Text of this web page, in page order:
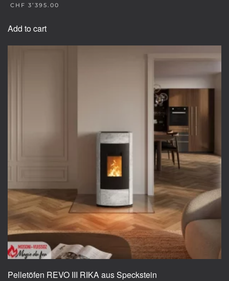
CHF 3’395.00
Add to cart
Pelletöfen REVO III RIKA aus Speckstein